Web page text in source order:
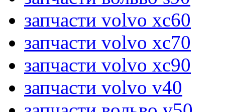
запчасти volvo xc60
запчасти volvo xc70
запчасти volvo xc90
запчасти volvo v40